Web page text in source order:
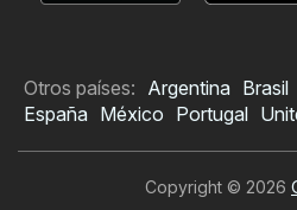
Otros países: Argentina Brasil
España México Portugal
Copyright © 2026